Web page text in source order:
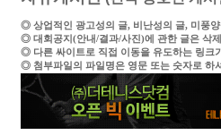
◎ 상업적인 광고성의 글, 비난성의 글, 미풍
◎ 대회공지(안내/결과/사진)에 관한 글은 삭
◎ 다른 싸이트로 직접 이동을 유도하는 링크
◎ 첨부파일의 파일명은 영문 또는 숫자로 하